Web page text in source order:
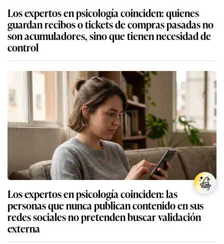
Los expertos en psicología coinciden: quienes
guardan recibos o tickets de compras pasadas no
son acumuladores, sino que tienen necesidad de
control
Los expertos en psicología coinciden: las
personas que nunca publican contenido en sus
redes sociales no pretenden buscar validación
externa